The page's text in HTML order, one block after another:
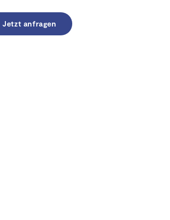
Jetzt anfragen